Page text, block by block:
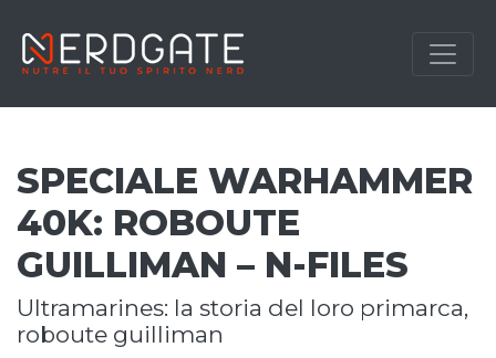
SPECIALE WARHAMMER
40K: ROBOUTE
GUILLIMAN – N-FILES
ultramarines: la storia del loro primarca,
roboute guilliman